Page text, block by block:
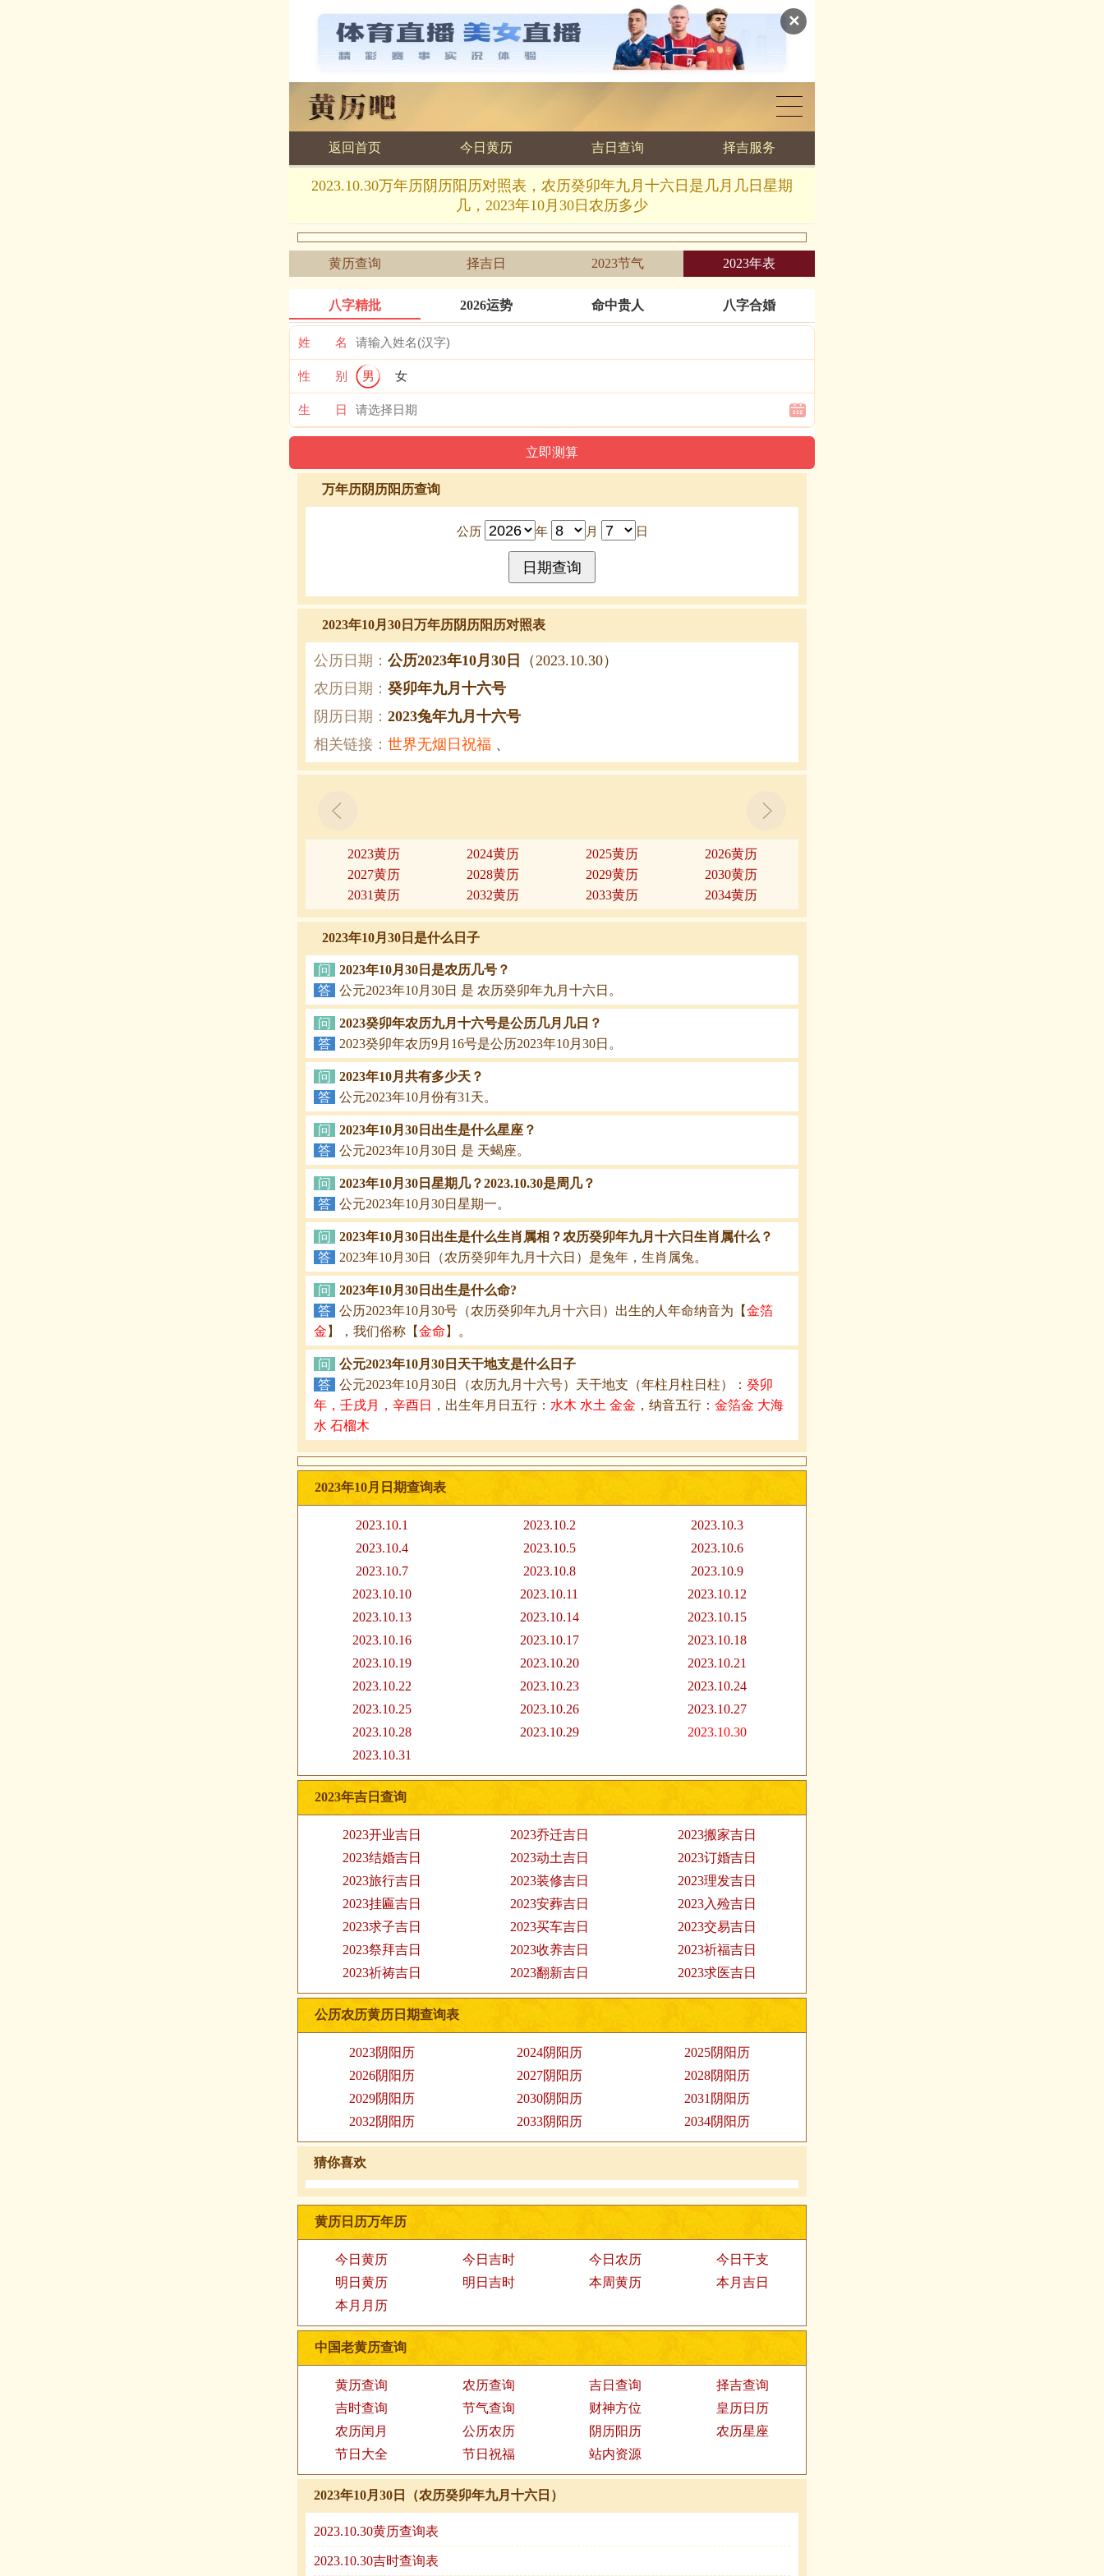
✕
黄历查询
返回首页 今日黄历 吉日查询 择吉服务
2023.10.30万年历阴历阳历对照表，农历癸卯年九月十六日是几月几日星期
几，2023年10月30日农历多少
黄历查询 择吉日 2023节气 2023年表
八字精批 2026运势 命中贵人 八字合婚
姓 名
性 别 男 女
生 日
万年历阴历阳历查询
公历 年 月 日
2023年10月30日万年历阴历阳历对照表
公历日期： 公历2023年10月30日
（2023.10.30）
农历日期： 癸卯年九月十六号
阴历日期： 2023兔年九月十六号
相关链接： 世界无烟日祝福 、
2023黄历 2024黄历 2025黄历
2026黄历
2027黄历
2028黄历 2029黄历
2030黄历
2031黄历
2032黄历 2033黄历 2034黄历
2023年10月30日是什么日子
问
2023年10月30日是农历几号？
答 公元2023年10月30日 是 农历癸卯年九月十六日。
问
2023癸卯年农历九月十六号是公历几月几日？
答
2023癸卯年农历9月16号是公历2023年10月30日。
问
2023年10月共有多少天？
答 公元2023年10月份有31天。
问
2023年10月30日出生是什么星座？
答 公元2023年10月30日 是 天蝎座。
问
2023年10月30日星期几？2023.10.30是周几？
答 公元2023年10月30日星期一。
问
2023年10月30日出生是什么生肖属相？农历癸卯年九月十六日生肖属什么？
答
2023年10月30日（农历癸卯年九月十六日）是兔年，生肖属兔。
问
2023年10月30日出生是什么命?
答 公历2023年10月30号（农历癸卯年九月十六日）出生的人年命纳音为【金箔
金 】，我们俗称【金命 】。
问
公元2023年10月30日天干地支是什么日子
答 公元2023年10月30日（农历九月十六号）天干地支（年柱月柱日柱）： 癸卯
年，壬戌月，辛酉日
，出生年月日五行： 水木 水土 金金 ，纳音五行： 金箔金 大海
水 石榴木
2023年10月日期查询表
2023.10.1 2023.10.2
2023.10.3
2023.10.4
2023.10.5
2023.10.6
2023.10.7
2023.10.8
2023.10.9
2023.10.10
2023.10.11
2023.10.12
2023.10.13
2023.10.14
2023.10.15
2023.10.16
2023.10.17
2023.10.18
2023.10.19
2023.10.20
2023.10.21
2023.10.22
2023.10.23
2023.10.24
2023.10.25
2023.10.26
2023.10.27
2023.10.28
2023.10.29
2023.10.30
2023.10.31
2023年吉日查询
2023开业吉日 2023乔迁吉日
2023搬家吉日
2023结婚吉日
2023动土吉日
2023订婚吉日
2023旅行吉日
2023装修吉日
2023理发吉日
2023挂匾吉日
2023安葬吉日
2023入殓吉日
2023求子吉日
2023买车吉日
2023交易吉日
2023祭拜吉日
2023收养吉日
2023祈福吉日
2023祈祷吉日
2023翻新吉日 2023求医吉日
公历农历黄历日期查询表
2023阴阳历 2024阴阳历
2025阴阳历
2026阴阳历
2027阴阳历
2028阴阳历
2029阴阳历
2030阴阳历
2031阴阳历
2032阴阳历
2033阴阳历 2034阴阳历
猜你喜欢
黄历日历万年历
今日黄历 今日吉时 今日农历
今日干支
明日黄历
明日吉时 本周黄历
本月吉日
本月月历
中国老黄历查询
黄历查询 农历查询 吉日查询
择吉查询
吉时查询
节气查询 财神方位
皇历日历
农历闰月
公历农历 阴历阳历
农历星座
节日大全
节日祝福 站内资源
2023年10月30日（农历癸卯年九月十六日）
2023.10.30黄历查询表
2023.10.30吉时查询表